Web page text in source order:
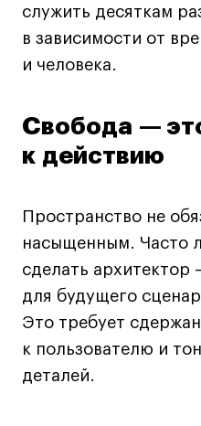
служить десяткам
в зависимости от
и человека.
Свобода —
к действию
Пространство не
насыщенным. Часто
сделать архитектор
для будущего
Это требует
к пользователю и
деталей.